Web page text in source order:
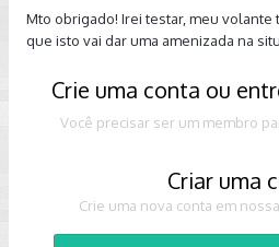
-O cheio não é ruim mas tb não é
Lembra manteiga de cacau.
-Apliquei faz apenas algumas
avaliar durabilidade (vs
-Optei por algo mais hardcore pois
e contato com mão o tempo todo).
Mto obrigado! Irei testar, meu volante
que isto vai dar uma amenizada na
Crie uma conta ou
Você precisar ser um membro
Criar uma
Crie uma nova conta em